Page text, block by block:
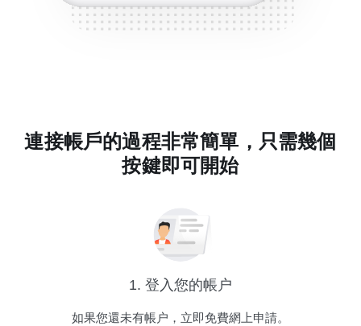
連接帳戶的過程非常簡單，只需幾個
按鍵即可開始
1. 登入您的帳户
如果您還未有帳户，立即免費網上申請。